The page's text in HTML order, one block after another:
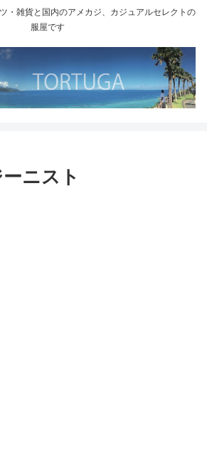
・雑貨と国内のアメカジ、カジュアルセレクトの
服屋です
ニスト